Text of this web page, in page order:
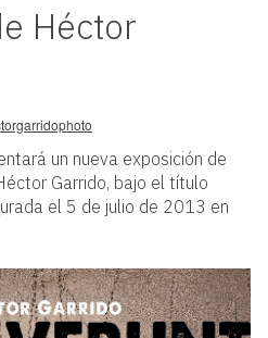
Héctor
un nueva exposición de
Garrido, bajo el título
el 5 de julio de 2013 en